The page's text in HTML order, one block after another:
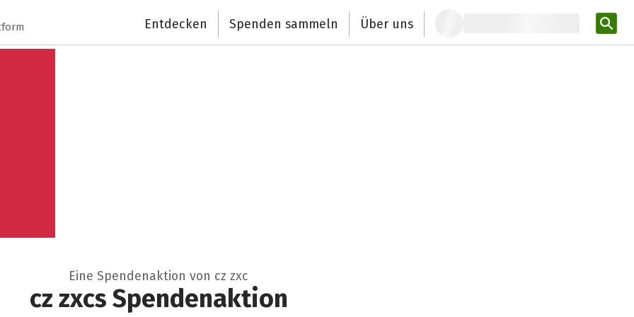
Entdecken Spenden sammeln Über uns
Eine Spendenaktion von cz zxc
cz zxcs Spendenaktion
Schließen